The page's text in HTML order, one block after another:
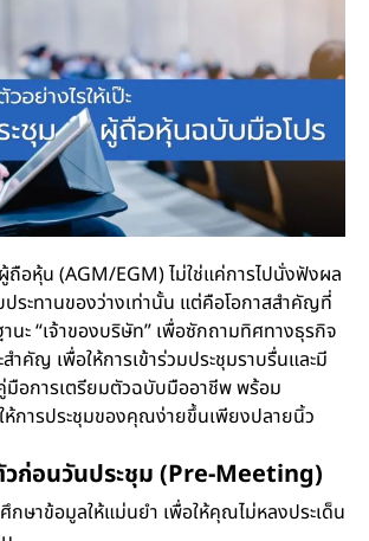
ถือหุ้น (AGM/EGM) ไม่ใช่แค่การไปนั่งฟังผล
ระทานของว่างเท่านั้น แต่คือโอกาสสำคัญที่
นะ “เจ้าของบริษัท” เพื่อซักถามทิศทางธุรกิจ
สำคัญ เพื่อให้การเข้าร่วมประชุมราบรื่นและมี
มือการเตรียมตัวฉบับมืออาชีพ พร้อม
ห้การประชุมของคุณง่ายขึ้นเพียงปลายนิ้ว
วก่อนวันประชุม (Pre-Meeting)
กษาข้อมูลให้แม่นยำ เพื่อให้คุณไม่หลงประเด็น